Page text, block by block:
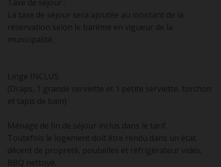
Taxe de séjour :
La taxe de séjour sera ajoutée au montant de la
réservation selon le barème en vigueur de la
municipalité.
Linge INCLUS
(Draps, 1 grande serviette et 1 petite serviette, torchon
et tapis de bain)
Ménage de fin de séjour inclus dans le tarif.
Toutefois le logement doit être rendu dans un état
décent de propreté, poubelles et réfrigérateur vidés,
BBQ nettoyé.